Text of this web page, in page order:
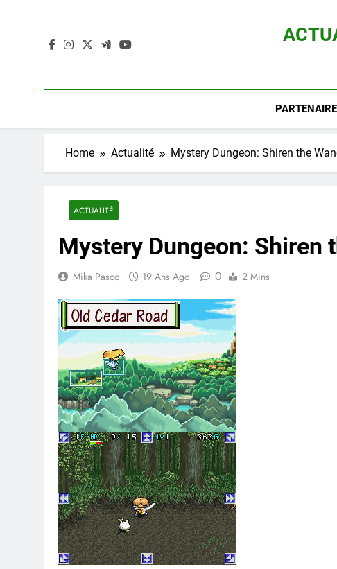
Home Actualité Mystery Dungeon: Shiren the
ACTUALITÉ
Mystery Dungeon: Shiren
Mika Pasco 19 Ans Ago 0 2 Mins